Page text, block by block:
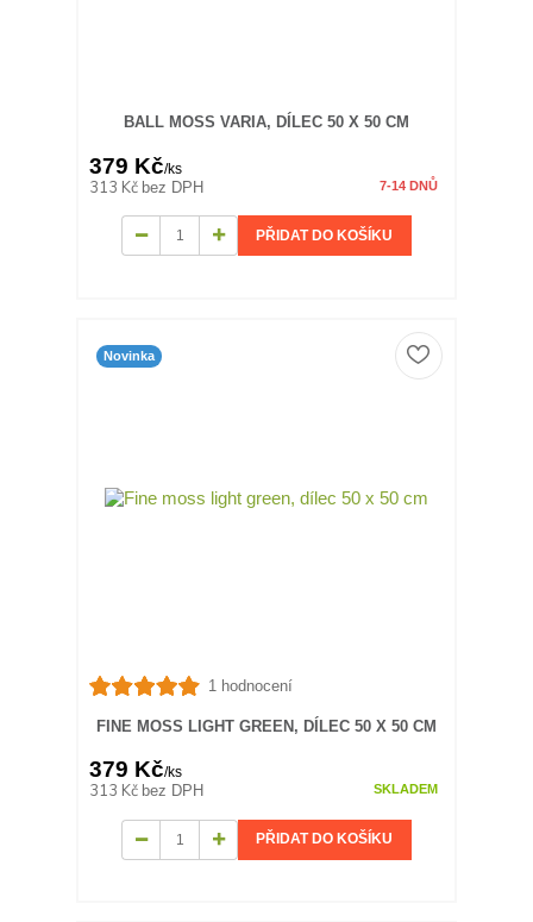
BALL MOSS VARIA, DÍLEC 50 X 50 CM
379 Kč/ks
313 Kč bez DPH 7-14 DNŮ
PŘIDAT DO KOŠÍKU
Novinka
1 hodnocení
FINE MOSS LIGHT GREEN, DÍLEC 50 X 50 CM
379 Kč/ks
313 Kč bez DPH SKLADEM
PŘIDAT DO KOŠÍKU